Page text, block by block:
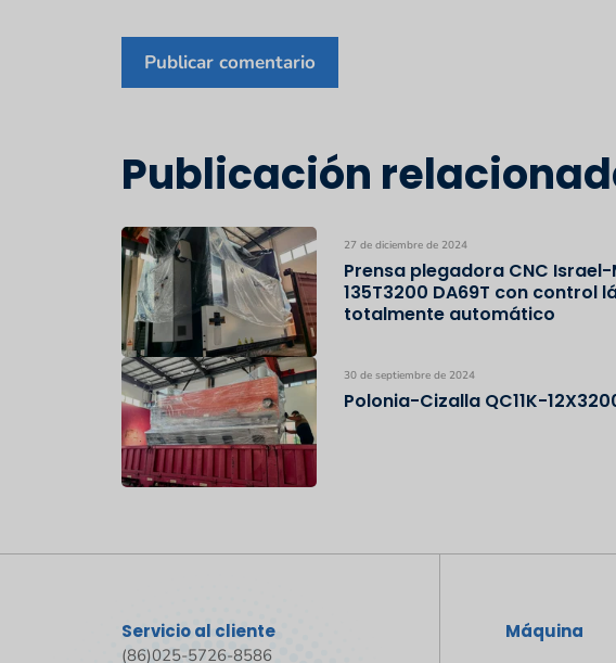
Publicación
27 de diciembre de 2024
Prensa plegadora CNC Israel-
135T3200 DA69T con control
totalmente automático
30 de septiembre de 2024
Polonia-Cizalla QC11K-
Servicio al cliente
(86)025-5726-8586
Máquina